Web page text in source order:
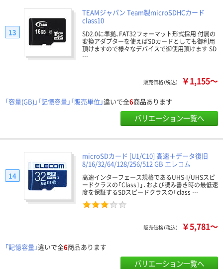
TEAMジャパン Team製microSDHCカード
class10
SD2.0に準拠、FAT32フォーマット形式採用 付属の
変換アダプターを使えばSDカードとしても御利用
頂けますので様々なデバイスで御使用頂けます SD
…
13
販売価格（税込） ￥1,155～
「容量(GB)」「記憶容量」「販売単位」違いで全6商品あります
バリエーション一覧へ
microSDカード [U1/C10] 高速＋データ復旧
8/16/32/64/128/256/512 GB エレコム
高速インターフェース規格であるUHS-I/UHSスピ
ードクラスの「Class1」、および読み書き時の最低速
度を保証するSDスピードクラスの「class …
14
販売価格（税込） ￥5,781～
「記憶容量」違いで全6商品あります
バリエーション一覧へ